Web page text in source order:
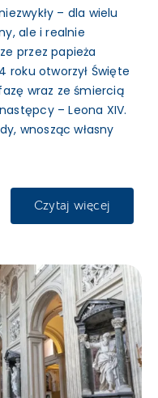
– dla wielu
ale i realnie
przez papieża
roku otworzył Święte
wraz ze śmiercią
– Leona XIV.
wnosząc własny
Czytaj więcej